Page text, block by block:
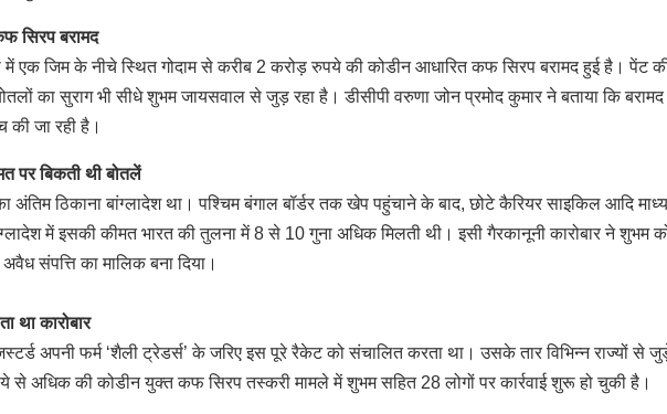
सिरप बरामद
में एक जिम के नीचे स्थित गोदाम से करीब 2 करोड़ रुपये की कोडीन आधारित कफ सिरप बरामद हुई है। पेंट
का सुराग भी सीधे शुभम जायसवाल से जुड़ रहा है। डीसीपी वरुणा जोन प्रमोद कुमार ने बताया कि बरामद
की जा रही है।
पर बिकती थी बोतलें
ठिकाना बांग्लादेश था। पश्चिम बंगाल बॉर्डर तक खेप पहुंचाने के बाद, छोटे कैरियर साइकिल आदि
में इसकी कीमत भारत की तुलना में 8 से 10 गुना अधिक मिलती थी। इसी गैरकानूनी कारोबार ने शुभम
संपत्ति का मालिक बना दिया।
था कारोबार
अपनी फर्म ‘शैली ट्रेडर्स’ के जरिए इस पूरे रैकेट को संचालित करता था। उसके तार विभिन्न राज्यों से
अधिक की कोडीन युक्त कफ सिरप तस्करी मामले में शुभम सहित 28 लोगों पर कार्रवाई शुरू हो चुकी है।